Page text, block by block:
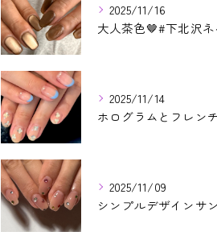
2025/11/16
2025/11/14
2025/11/09